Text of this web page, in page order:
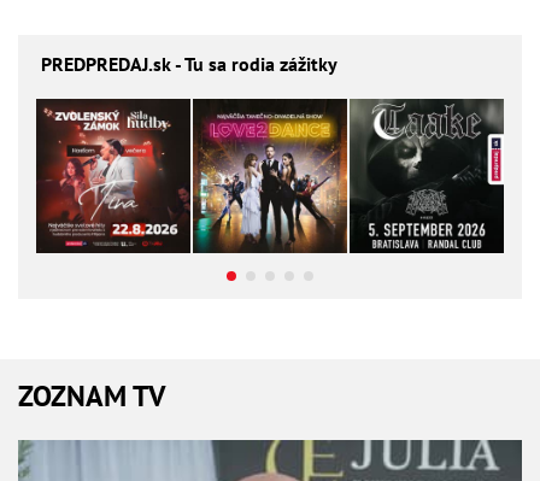
PREDPREDAJ.sk - Tu sa rodia zážitky
ZOZNAM TV